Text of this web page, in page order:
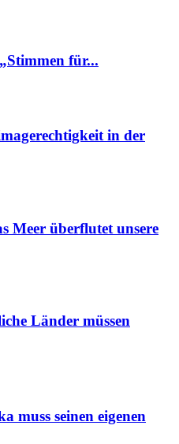
für...
in der
Meer überflutet unsere
Länder müssen
muss seinen eigenen